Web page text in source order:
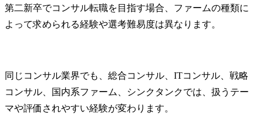
第二新卒でコンサル転職を目指す場合、ファームの種類に
よって求められる経験や選考難易度は異なります。
同じコンサル業界でも、総合コンサル、ITコンサル、戦略
コンサル、国内系ファーム、シンクタンクでは、扱うテー
マや評価されやすい経験が変わります。